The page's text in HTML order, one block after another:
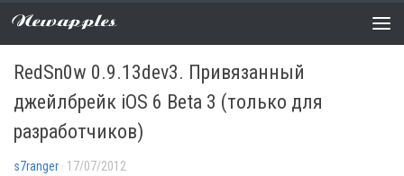
Newapples
НОВОСТИ 0 COMMENTS
RedSn0w 0.9.13dev3. Привязанный
джейлбрейк iOS 6 Beta 3 (только для
разработчиков)
s7ranger · 17/07/2012